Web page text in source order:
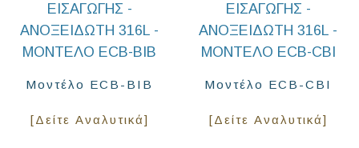
ΕΙΣΑΓΩΓΉΣ -
ΑΝΟΞΕΊΔΩΤΗ 316L -
ΜΟΝΤΈΛΟ ECB-BIB
Μοντέλο ECB-BIB
[Δείτε Αναλυτικά]
ΕΙΣΑΓΩΓΉΣ -
ΑΝΟΞΕΊΔΩΤΗ 316L -
ΜΟΝΤΈΛΟ ECB-CBI
Μοντέλο ECB-CBI
[Δείτε Αναλυτικά]